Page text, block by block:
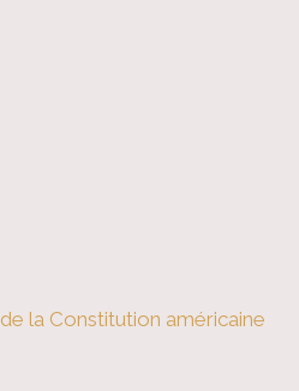
la Constitution américaine